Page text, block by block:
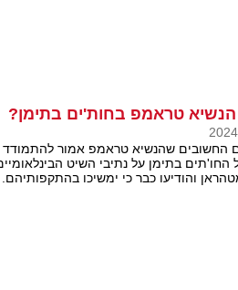
הנשיא טראמפ בחות'ים בתימן?
החשובים שהנשיא טראמפ אמור להתמודד
החו'תים בתימן על נתיבי השיט
והודיעו כבר כי ימשיכו בהתקפותיהם.